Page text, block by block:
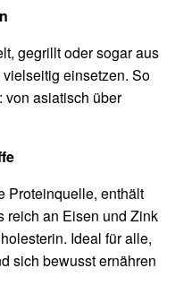
gegrillt oder sogar aus
einsetzen. So
von asiatisch über
Proteinquelle, enthält
reich an Eisen und Zink
Ideal für alle,
sich bewusst ernähren